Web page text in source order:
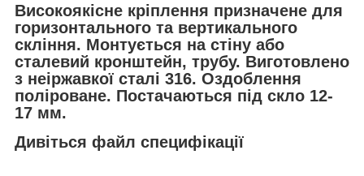
Високоякісне кріплення призначене для
горизонтального та вертикального
скління. Монтується на стіну або
сталевий кронштейн, трубу. Виготовлено
з неіржавкої сталі 316. Оздоблення
поліроване. Постачаються під скло 12-
17 мм.
Дивіться файл специфікації